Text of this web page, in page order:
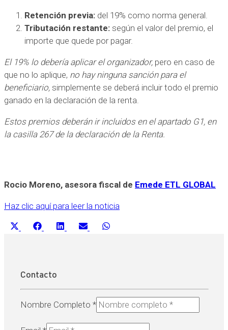
Retención previa: del 19% como norma general.
Tributación restante: según el valor del premio, el
importe que quede por pagar.
El 19% lo debería aplicar el organizador, pero en caso de
que no lo aplique, no hay ninguna sanción para el
beneficiario, simplemente se deberá incluir todo el premio
ganado en la declaración de la renta.
Estos premios deberán ir incluidos en el apartado G1, en
la casilla 267 de la declaración de la Renta.
Rocio Moreno, asesora fiscal de Emede ETL GLOBAL
Haz clic aquí para leer la noticia
CompartirCompartir
FacebookCompartir
LinkedInCompartir
Email
Contacto
Nombre Completo *